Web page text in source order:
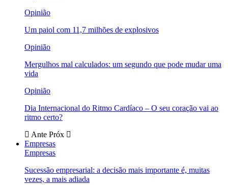
Opinião
Um paiol com 11,7 milhões de explosivos
Opinião
Mergulhos mal calculados: um segundo que pode mudar uma
vida
Opinião
Dia Internacional do Ritmo Cardíaco – O seu coração vai ao
ritmo certo?
Ante Próx
Empresas
Empresas
Sucessão empresarial: a decisão mais importante é, muitas
vezes, a mais adiada